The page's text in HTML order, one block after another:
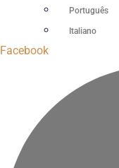
Português
Italiano
Facebook